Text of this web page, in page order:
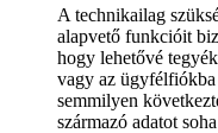
A technikailag
alapvető funkcióit
hogy lehetővé
vagy az
semmilyen
származó adatot